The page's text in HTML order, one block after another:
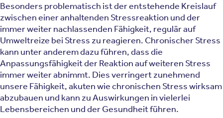
Besonders problematisch ist der entstehende Kreislauf
zwischen einer anhaltenden Stressreaktion und der
immer weiter nachlassenden Fähigkeit, regulär auf
Umweltreize bei Stress zu reagieren. Chronischer Stress
kann unter anderem dazu führen, dass die
Anpassungsfähigkeit der Reaktion auf weiteren Stress
immer weiter abnimmt. Dies verringert zunehmend
unsere Fähigkeit, akuten wie chronischen Stress wirksam
abzubauen und kann zu Auswirkungen in vielerlei
Lebensbereichen und der Gesundheit führen.